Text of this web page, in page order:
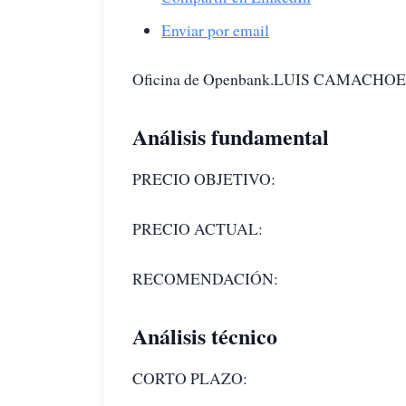
Enviar por email
Oficina de Openbank.LUIS
Análisis fundamental
PRECIO OBJETIVO:
PRECIO ACTUAL:
RECOMENDACIÓN:
Análisis técnico
CORTO PLAZO: